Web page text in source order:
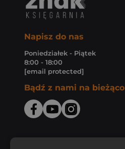
Napisz do nas
Poniedziałek - Piątek
8:00 - 18:00
[email protected]
Bądź z nami na bieżąco